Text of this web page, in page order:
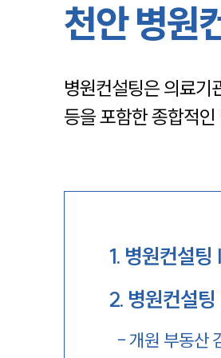
천안 병원
병원컨설팅은 의료
등을 포함한 종합적
1. 병원컨설팅
2. 병원컨설
-개원 부동산